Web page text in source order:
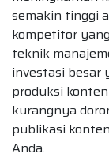
semakin tinggi
kompetitor
teknik
investasi besar
produksi
kurangnya
publikasi
Anda.